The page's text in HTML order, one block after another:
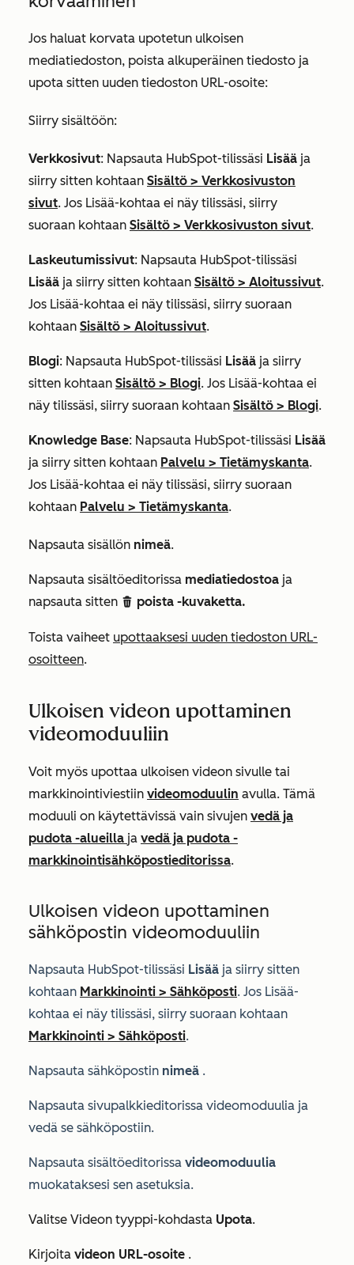
Jos haluat korvata upotetun ulkoisen
mediatiedoston, poista alkuperäinen tiedosto ja
upota sitten uuden tiedoston URL-osoite:
Siirry sisältöön:
Verkkosivut: Napsauta HubSpot-tilissäsi Lisää ja
siirry sitten kohtaan Sisältö > Verkkosivuston
sivut. Jos Lisää-kohtaa ei näy tilissäsi, siirry
suoraan kohtaan Sisältö > Verkkosivuston sivut.
Laskeutumissivut: Napsauta HubSpot-tilissäsi
Lisää ja siirry sitten kohtaan Sisältö > Aloitussivut.
Jos Lisää-kohtaa ei näy tilissäsi, siirry suoraan
kohtaan Sisältö > Aloitussivut.
Blogi: Napsauta HubSpot-tilissäsi Lisää ja siirry
sitten kohtaan Sisältö > Blogi. Jos Lisää-kohtaa ei
näy tilissäsi, siirry suoraan kohtaan Sisältö > Blogi.
Knowledge Base: Napsauta HubSpot-tilissäsi Lisää
ja siirry sitten kohtaan Palvelu > Tietämyskanta.
Jos Lisää-kohtaa ei näy tilissäsi, siirry suoraan
kohtaan Palvelu > Tietämyskanta.
Napsauta sisällön nimeä.
Napsauta sisältöeditorissa mediatiedostoa ja
napsauta sitten delete poista -kuvaketta.
Toista vaiheet upottaaksesi uuden tiedoston URL-
osoitteen.
Ulkoisen videon upottaminen
videomoduuliin
Voit myös upottaa ulkoisen videon sivulle tai
markkinointiviestiin videomoduulin avulla. Tämä
moduuli on käytettävissä vain sivujen vedä ja
pudota -alueilla ja vedä ja pudota -
markkinointisähköpostieditorissa.
Ulkoisen videon upottaminen
sähköpostin videomoduuliin
Napsauta HubSpot-tilissäsi Lisää ja siirry sitten
kohtaan Markkinointi > Sähköposti. Jos Lisää-
kohtaa ei näy tilissäsi, siirry suoraan kohtaan
Markkinointi > Sähköposti.
Napsauta sähköpostin nimeä .
Napsauta sivupalkkieditorissa videomoduulia ja
vedä se sähköpostiin.
Napsauta sisältöeditorissa videomoduulia
muokataksesi sen asetuksia.
Valitse Videon tyyppi-kohdasta Upota.
Kirjoita videon URL-osoite .